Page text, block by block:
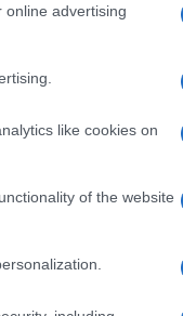
online advertising
like cookies on
of the website
pour la louer,
dans
de profit.
ou les
la qualité